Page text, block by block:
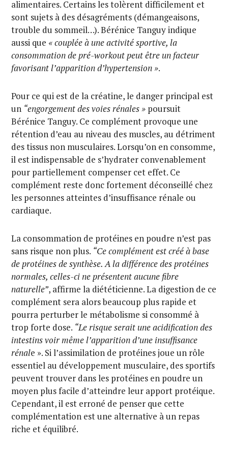
alimentaires. Certains les tolèrent difficilement et
sont sujets à des désagréments (démangeaisons,
trouble du sommeil…). Bérénice Tanguy indique
aussi que « couplée à une activité sportive, la
consommation de pré-workout peut être un facteur
favorisant l’apparition d’hypertension ».
Pour ce qui est de la créatine, le danger principal est
un “engorgement des voies rénales » poursuit
Bérénice Tanguy. Ce complément provoque une
rétention d’eau au niveau des muscles, au détriment
des tissus non musculaires. Lorsqu’on en consomme,
il est indispensable de s’hydrater convenablement
pour partiellement compenser cet effet. Ce
complément reste donc fortement déconseillé chez
les personnes atteintes d’insuffisance rénale ou
cardiaque.
La consommation de protéines en poudre n’est pas
sans risque non plus. “Ce complément est créé à base
de protéines de synthèse. A la différence des protéines
normales, celles-ci ne présentent aucune fibre
naturelle”, affirme la diététicienne. La digestion de ce
complément sera alors beaucoup plus rapide et
pourra perturber le métabolisme si consommé à
trop forte dose. “Le risque serait une acidification des
intestins voir même l’apparition d’une insuffisance
rénale ». Si l’assimilation de protéines joue un rôle
essentiel au développement musculaire, des sportifs
peuvent trouver dans les protéines en poudre un
moyen plus facile d’atteindre leur apport protéique.
Cependant, il est erroné de penser que cette
complémentation est une alternative à un repas
riche et équilibré.